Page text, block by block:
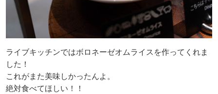
ライブキッチンではボロネーゼオムライスを作ってくれま
した！
これがまた美味しかったんよ。
絶対食べてほしい！！